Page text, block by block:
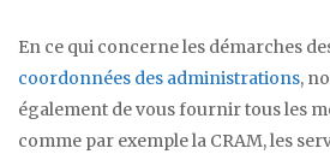
En ce qui concerne les démarches
coordonnées des administrations,
également de vous fournir tous les
comme par exemple la CRAM, les